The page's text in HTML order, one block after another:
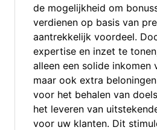
de mogelijkheid om
verdienen op basis van
aantrekkelijk voordeel.
expertise en inzet te
alleen een solide inkomen
maar ook extra
voor het behalen van
het leveren van
voor uw klanten. Dit